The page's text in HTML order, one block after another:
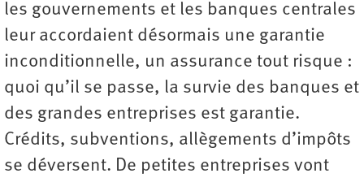
les gouvernements et les banques centrales
leur accordaient désormais une garantie
inconditionnelle, un assurance tout risque :
quoi qu’il se passe, la survie des banques et
des grandes entreprises est garantie.
Crédits, subventions, allègements d’impôts
se déversent. De petites entreprises vont